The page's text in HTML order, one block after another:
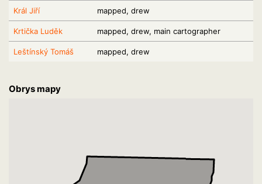
Král Jiří mapped, drew
Krtička Luděk mapped, drew, main cartographer
Leštínský Tomáš mapped, drew
Obrys mapy